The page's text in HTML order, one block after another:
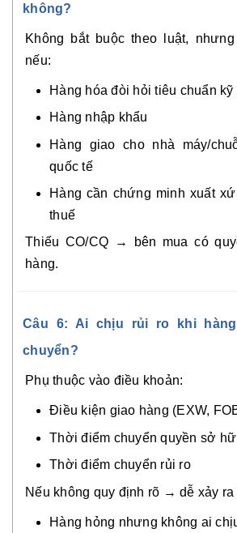
không?
Không bắt buộc theo luật, nhưng
nếu:
Hàng hóa đòi hỏi tiêu chuẩn kỹ
Hàng nhập khẩu
Hàng giao cho nhà máy/
quốc tế
Hàng cần chứng minh xuất
thuế
Thiếu CO/CQ → bên mua có
hàng.
Câu 6: Ai chịu rủi ro khi
chuyển?
Phụ thuộc vào điều khoản:
Điều kiện giao hàng (EXW,
Thời điểm chuyển quyền sở
Thời điểm chuyển rủi ro
Nếu không quy định rõ → dễ xảy ra
Hàng hỏng nhưng không ai